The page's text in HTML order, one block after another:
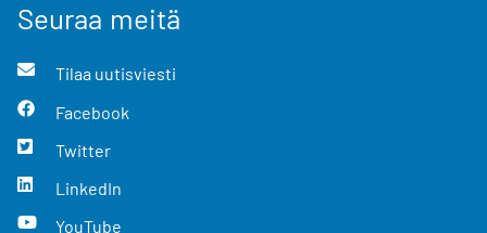
Seuraa meitä
Tilaa uutisviesti
Facebook
Twitter
LinkedIn
YouTube